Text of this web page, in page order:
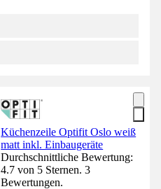
Küchenzeile Optifit Oslo weiß
matt inkl. Einbaugeräte
Durchschnittliche Bewertung:
4.7 von 5 Sternen. 3
Bewertungen.